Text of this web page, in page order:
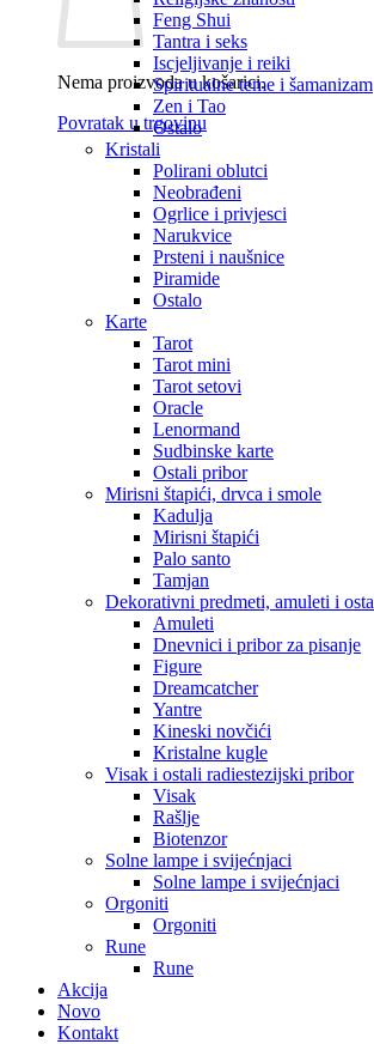
Nema proizvoda u košarici.
Povratak u trgovinu
Feng Shui
Tantra i seks
Iscjeljivanje i reiki
Spiritualne teme i šamanizam
Zen i Tao
Ostalo
Kristali
Polirani oblutci
Neobrađeni
Ogrlice i privjesci
Narukvice
Prsteni i naušnice
Piramide
Ostalo
Karte
Tarot
Tarot mini
Tarot setovi
Oracle
Lenormand
Sudbinske karte
Ostali pribor
Mirisni štapići, drvca i smole
Kadulja
Mirisni štapići
Palo santo
Tamjan
Dekorativni predmeti, amuleti i
Amuleti
Dnevnici i pribor za pisanje
Figure
Dreamcatcher
Yantre
Kineski novčići
Kristalne kugle
Visak i ostali radiestezijski pribor
Visak
Rašlje
Biotenzor
Solne lampe i svijećnjaci
Solne lampe i svijećnjaci
Orgoniti
Orgoniti
Rune
Rune
Akcija
Novo
Kontakt